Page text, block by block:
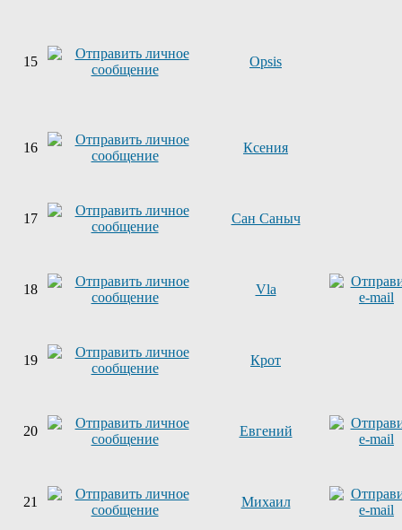
15 Opsis
16 Ксения
17 Сан Саныч
18 Vla
19 Крот
20 Евгений
21 Михаил